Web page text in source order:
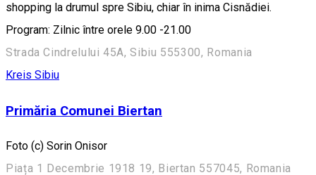
shopping la drumul spre Sibiu, chiar în inima Cisnădiei.
Program: Zilnic între orele 9.00 -21.00
Strada Cindrelului 45A, Sibiu 555300, Romania
Kreis Sibiu
Primăria Comunei Biertan
Foto (c) Sorin Onisor
Piața 1 Decembrie 1918 19, Biertan 557045, Romania